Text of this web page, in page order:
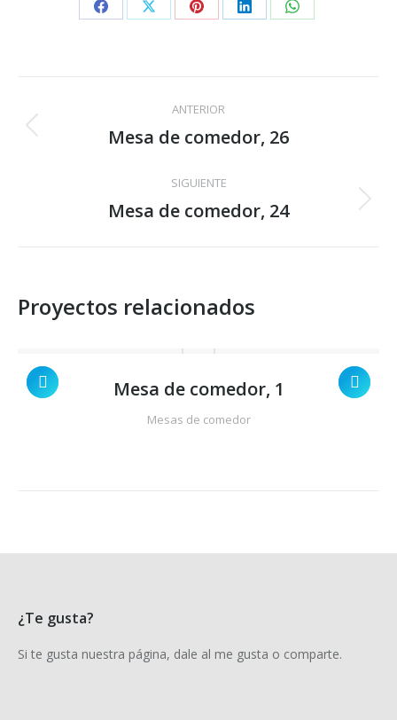
Share Share Share Share Share
Navegación
entre
ANTERIOR
Proyecto
Mesa de comedor, 26
SIGUIENTE
Proyecto
Mesa de comedor, 24
Proyectos relacionados
Mesa de comedor, 1
Mesas de comedor
¿Te gusta?
Si te gusta nuestra página, dale al me gusta o comparte.